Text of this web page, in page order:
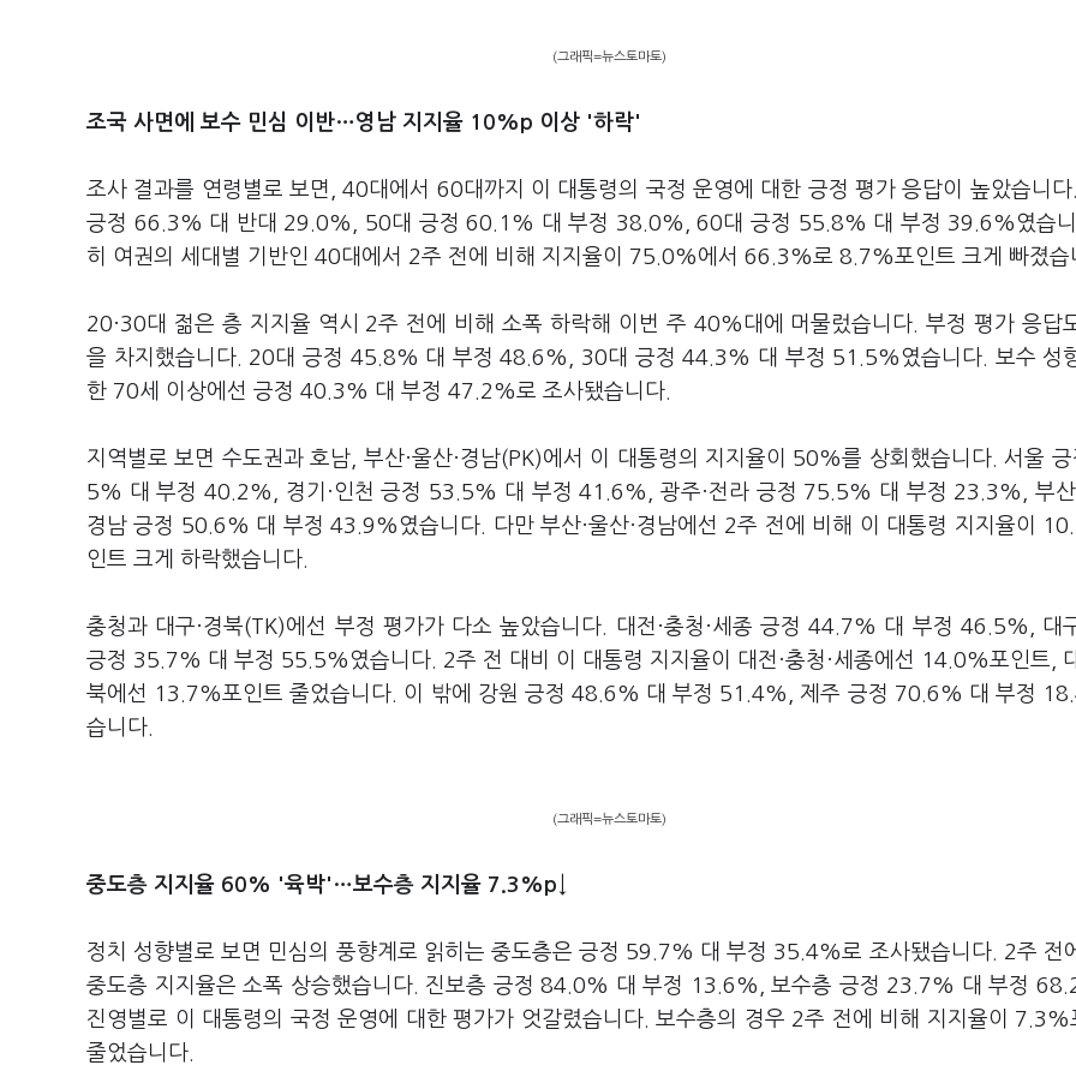
(그래픽=뉴스토마토)
조국 사면에 보수 민심 이반…영남 지지율 10%p 이상 '하락'
조사 결과를 연령별로 보면, 40대에서 60대까지 이 대통령의 국정 운영에 대한 긍정 평가 응답이 높았습니
긍정 66.3% 대 반대 29.0%, 50대 긍정 60.1% 대 부정 38.0%, 60대 긍정 55.8% 대 부정 39.6%였습
히 여권의 세대별 기반인 40대에서 2주 전에 비해 지지율이 75.0%에서 66.3%로 8.7%포인트 크게 빠졌
20·30대 젊은 층 지지율 역시 2주 전에 비해 소폭 하락해 이번 주 40%대에 머물렀습니다. 부정 평가 응답
을 차지했습니다. 20대 긍정 45.8% 대 부정 48.6%, 30대 긍정 44.3% 대 부정 51.5%였습니다. 보수 성
한 70세 이상에선 긍정 40.3% 대 부정 47.2%로 조사됐습니다.
지역별로 보면 수도권과 호남, 부산·울산·경남(PK)에서 이 대통령의 지지율이 50%를 상회했습니다. 서울
5% 대 부정 40.2%, 경기·인천 긍정 53.5% 대 부정 41.6%, 광주·전라 긍정 75.5% 대 부정 23.3%, 부산
경남 긍정 50.6% 대 부정 43.9%였습니다. 다만 부산·울산·경남에선 2주 전에 비해 이 대통령 지지율이
인트 크게 하락했습니다.
충청과 대구·경북(TK)에선 부정 평가가 다소 높았습니다. 대전·충청·세종 긍정 44.7% 대 부정 46.5%, 대
긍정 35.7% 대 부정 55.5%였습니다. 2주 전 대비 이 대통령 지지율이 대전·충청·세종에선 14.0%포인트,
북에선 13.7%포인트 줄었습니다. 이 밖에 강원 긍정 48.6% 대 부정 51.4%, 제주 긍정 70.6% 대 부정
습니다.
(그래픽=뉴스토마토)
중도층 지지율 60% '육박'…보수층 지지율 7.3%p↓
정치 성향별로 보면 민심의 풍향계로 읽히는 중도층은 긍정 59.7% 대 부정 35.4%로 조사됐습니다. 2주 전
중도층 지지율은 소폭 상승했습니다. 진보층 긍정 84.0% 대 부정 13.6%, 보수층 긍정 23.7% 대 부정
진영별로 이 대통령의 국정 운영에 대한 평가가 엇갈렸습니다. 보수층의 경우 2주 전에 비해 지지율이 7.3%
줄었습니다.